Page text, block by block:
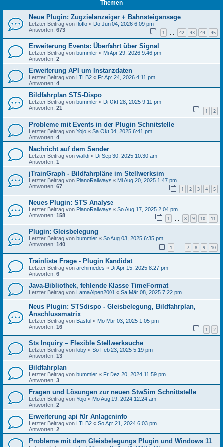
Themen
Neue Plugin: Zugzielanzeiger + Bahnsteigansage
Letzter Beitrag von floflo « Do Jun 04, 2026 6:09 pm
Antworten: 673 1 42 43 44 45
Erweiterung Events: Überfahrt über Signal
Letzter Beitrag von bummler « Mi Apr 29, 2026 9:46 pm
Antworten: 2
Erweiterung API um Instanzdaten
Letzter Beitrag von LTLB2 « Fr Apr 24, 2026 4:11 pm
Antworten: 4
Bildfahrplan STS-Dispo
Letzter Beitrag von bummler « Di Okt 28, 2025 9:11 pm
Antworten: 21 1 2
Probleme mit Events in der Plugin Schnitstelle
Letzter Beitrag von Yojo « Sa Okt 04, 2025 6:41 pm
Antworten: 4
Nachricht auf dem Sender
Letzter Beitrag von walldi « Di Sep 30, 2025 10:30 am
Antworten: 1
jTrainGraph - Bildfahrpläne im Stellwerksim
Letzter Beitrag von PianoRailways « Mi Aug 20, 2025 1:47 pm
Antworten: 67 1 2 3 4 5
Neues Plugin: STS Analyse
Letzter Beitrag von PianoRailways « So Aug 17, 2025 2:04 pm
Antworten: 158 1 8 9 10 11
Plugin: Gleisbelegung
Letzter Beitrag von bummler « So Aug 03, 2025 6:35 pm
Antworten: 140 1 … 7 8 9 10
Trainliste Frage - Plugin Kandidat
Letzter Beitrag von archimedes « Di Apr 15, 2025 8:27 pm
Antworten: 6
Java-Bibliothek, fehlende Klasse TimeFormat
Letzter Beitrag von LamaAlpen2001 « Sa Mär 08, 2025 7:22 pm
Neus Plugin: STSdispo - Gleisbelegung, Bildfahrplan,
Anschlussmatrix
Letzter Beitrag von Bastul « Mo Mär 03, 2025 1:05 pm
Antworten: 16 1 2
Sts Inquiry – Flexible Stellwerksuche
Letzter Beitrag von loby « So Feb 23, 2025 5:19 pm
Antworten: 13
Bildfahrplan
Letzter Beitrag von bummler « Fr Dez 20, 2024 11:59 pm
Antworten: 3
Fragen und Lösungen zur neuen StwSim Schnittstelle
Letzter Beitrag von Yojo « Mo Aug 19, 2024 12:24 am
Antworten: 2
Erweiterung api für Anlageninfo
Letzter Beitrag von LTLB2 « So Apr 21, 2024 6:03 pm
Antworten: 2
Probleme mit dem Gleisbelegungs Plugin und Windows 11